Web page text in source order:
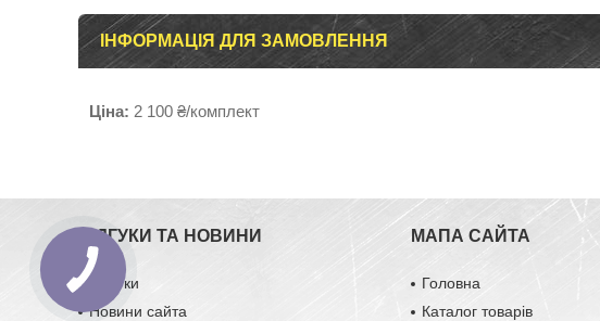
ІНФОРМАЦІЯ ДЛЯ ЗАМОВЛЕННЯ
Ціна: 2 100 ₴/комплект
ВІДГУКИ ТА НОВИНИ
Відгуки
Новини сайта
МАПА САЙТА
Головна
Каталог товарів